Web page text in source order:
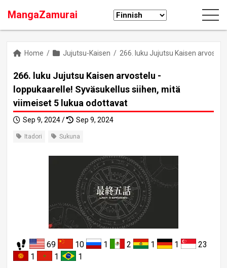
MangaZamurai
Home / Jujutsu-Kaisen / 266. luku Jujutsu Kaisen
266. luku Jujutsu Kaisen arvostelu -
loppukaarelle! Syväsukellus siihen, mitä
viimeiset 5 lukua odottavat
Sep 9, 2024 / Sep 9, 2024
Itadori Sukuna
69 10 1 2 1 1
23
1
1 1